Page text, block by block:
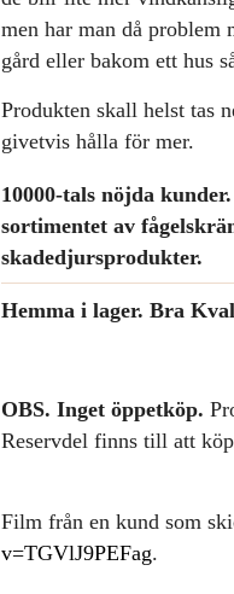
men har man då problem
gård eller bakom ett hus
Produkten skall helst tas
givetvis hålla för mer.
10000-tals nöjda
sortimentet av
skadedjursprodukter.
Hemma i lager. Bra
OBS. Inget öppetköp.
Reservdel finns till att
Film från en kund som
v=TGVlJ9PEFag.